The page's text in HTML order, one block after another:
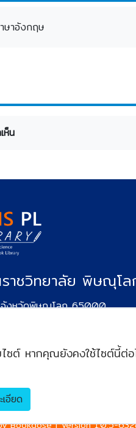
ษาอังกฤษ
ห็น
ไซต์ หากคุณยังคงใช้ไซต์นี้
เอียด
าชวิทยาลัย พิษณุโล
จังหวัดพิษณุโลก 65000
คคล
Bookdose | Version 1.0.5-